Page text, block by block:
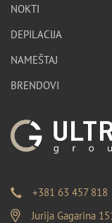
NOKTI
DEPILACIJA
NAMEŠTAJ
BRENDOVI
+381 63 457 818
Jurija Gagarina